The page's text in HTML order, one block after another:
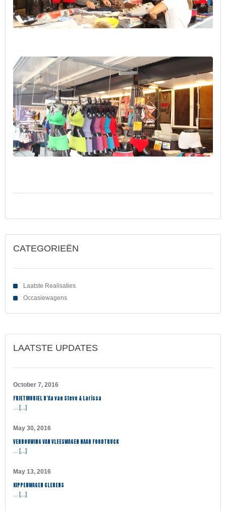
CATEGORIEËN
Laatste Realisaties
Occasiewagens
LAATSTE UPDATES
October 7, 2016
FRIETMOBIEL D’Aa van Steve & Larissa
... [...]
May 30, 2016
VERBOUWING VAN VLEESWAGEN NAAR FOODTRUCK
... [...]
May 13, 2016
KIPPENWAGEN CLERENS
... [...]